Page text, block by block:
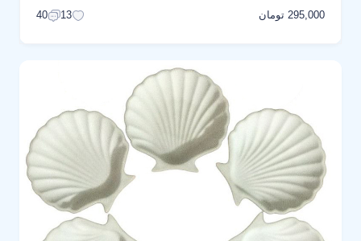
295,000 تومان 13
40